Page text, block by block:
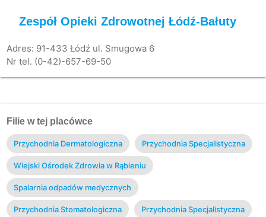
Zespół Opieki Zdrowotnej Łódź-Bałuty
Adres: 91-433 Łódź ul. Smugowa 6
Nr tel. (0-42)-657-69-50
Filie w tej placówce
Przychodnia Dermatologiczna Przychodnia Specjalistyczna
Wiejski Ośrodek Zdrowia w Rąbieniu
Spalarnia odpadów medycznych
Przychodnia Stomatologiczna Przychodnia Specjalistyczna